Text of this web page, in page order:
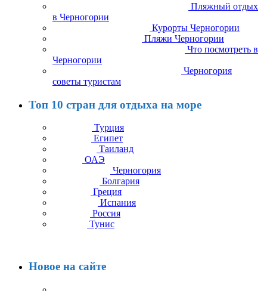
Пляжный отдых
в Черногории
Курорты Черногории
Пляжи Черногории
Что посмотреть в
Черногории
Черногория
советы туристам
Топ 10 стран для отдыха на море
Турция
Египет
Таиланд
ОАЭ
Черногория
Болгария
Греция
Испания
Россия
Тунис
Новое на сайте